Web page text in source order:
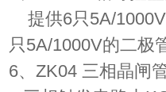
提供6只5A/
只5A/1000V的二极
6、ZK04 三相晶闸